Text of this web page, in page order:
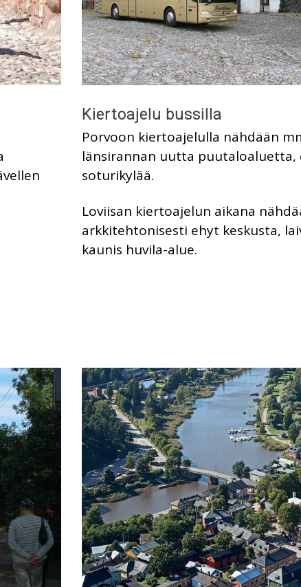
Kiertoajelu bussilla
Porvoon kiertoajelulla nähdään
länsirannan uutta puutaloaluetta,
soturikylää.
Loviisan kiertoajelun aikana
arkkitehtonisesti ehyt keskusta,
kaunis huvila-alue.